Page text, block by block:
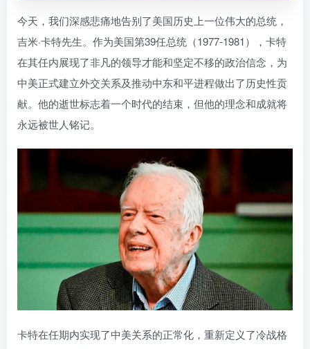
今天，我们深感悲痛地告别了美国历史上一位伟大的总统，
吉米·卡特先生。作为美国第39任总统（1977-1981），卡特
在其任内展现了非凡的领导才能和坚定不移的政治信念，为
中美正式建立外交关系及推动中东和平进程做出了历史性贡
献。他的逝世标志着一个时代的结束，但他的理念和成就将
永远被世人铭记。
卡特在任期内实现了中美关系的正常化，重新定义了冷战格